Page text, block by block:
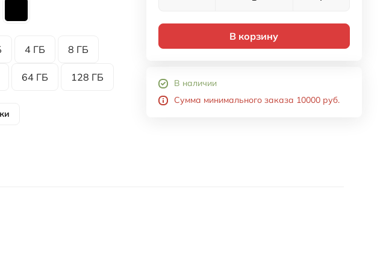
4 ГБ 8 ГБ
64 ГБ 128 ГБ
В корзину
В наличии
Сумма минимального заказа 10000 руб.